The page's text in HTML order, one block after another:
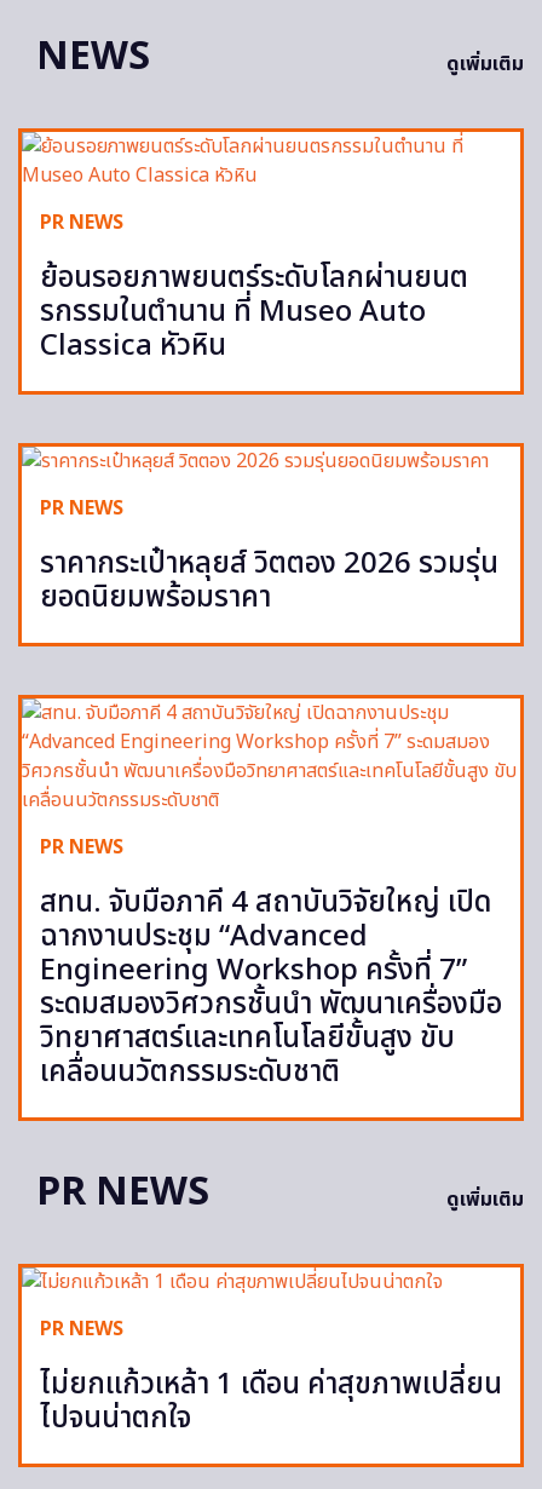
NEWS
ดูเพิ่มเติม
PR NEWS
ย้อนรอยภาพยนตร์ระดับโลกผ่านยนต
รกรรมในตำนาน ที่ Museo Auto
Classica หัวหิน
PR NEWS
ราคากระเป๋าหลุยส์ วิตตอง 2026 รวมรุ่น
ยอดนิยมพร้อมราคา
PR NEWS
สทน. จับมือภาคี 4 สถาบันวิจัยใหญ่ เปิด
ฉากงานประชุม “Advanced
Engineering Workshop ครั้งที่ 7”
ระดมสมองวิศวกรชั้นนำ พัฒนาเครื่องมือ
วิทยาศาสตร์และเทคโนโลยีขั้นสูง ขับ
เคลื่อนนวัตกรรมระดับชาติ
PR NEWS ดูเพิ่มเติม
PR NEWS
ไม่ยกแก้วเหล้า 1 เดือน ค่าสุขภาพเปลี่ยน
ไปจนน่าตกใจ